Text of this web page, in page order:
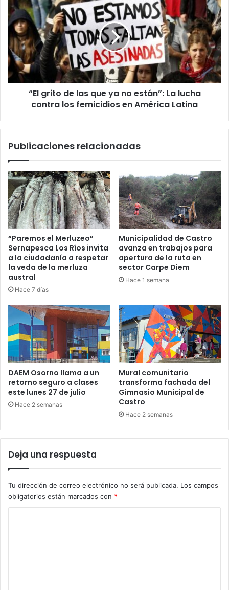
contagiados
grito
de
las
que
ya
no
están”:
La
femicidios
América
“El grito de las que ya no están”: La lucha
contra los femicidios en América Latina
Publicaciones relacionadas
“Paremos el Merluzeo”
Sernapesca Los Ríos invita
a la ciudadanía a respetar
la veda de la merluza
austral
Hace 7 días
Municipalidad de Castro
avanza en trabajos para
apertura de la ruta en
sector Carpe Diem
Hace 1 semana
DAEM Osorno llama a un
retorno seguro a clases
este lunes 27 de julio
Hace 2 semanas
Mural comunitario
transforma fachada del
Gimnasio Municipal de
Castro
Hace 2 semanas
Deja una respuesta
Tu dirección de correo electrónico no será publicada. Los campos
obligatorios están marcados con *